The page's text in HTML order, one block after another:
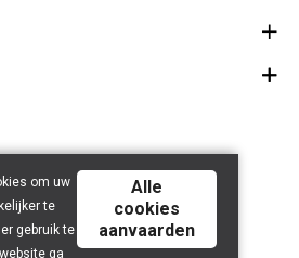
Brugge
om uw
te
gebruik te
ga
Alle
cookies
aanvaarden